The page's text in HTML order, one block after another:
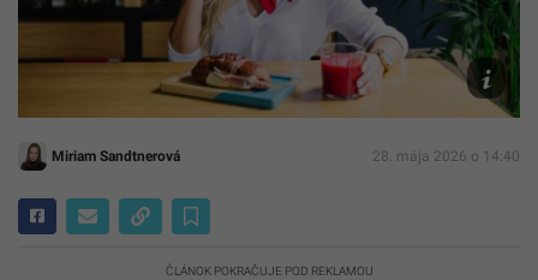
Freepik
Miriam Sandtnerová 28. mája 2026 o 14:40
ČLÁNOK POKRAČUJE POD REKLAMOU